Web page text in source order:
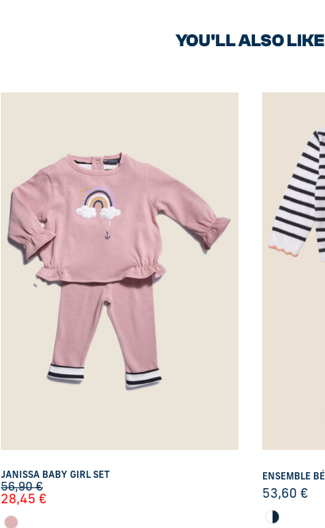
YOU'LL ALSO LIKE
JANISSA BABY GIRL SET
56,90€
28,45 €
ENSEMBLE
53,60 €